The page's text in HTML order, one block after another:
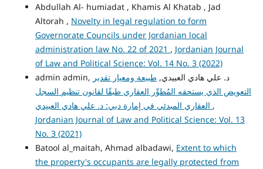
Abdullah Al- humiadat , Khamis Al Khatab , Jad
Altorah , Novelty in legal regulation to form
Governorate Councils under Jordanian local
administration law No. 22 of 2021 , Jordanian Journal
of Law and Political Science: Vol. 14 No. 3 (2022)
admin admin, د. علي هادي العبيدي,طبيعة ومعيار تقدير
التعويض الذي يستحقه المُطوِّر العقاري طبقًا لقانون تنظيم السجل
,
Jordanian Journal of Law and Political Science: Vol. 13
No. 3 (2021)
Batool al_maitah, Ahmad albadawi, Extent to which
the property's occupants are legally protected from